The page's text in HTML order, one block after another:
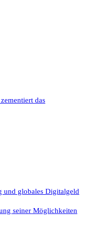
das
und globales Digitalgeld
seiner Möglichkeiten